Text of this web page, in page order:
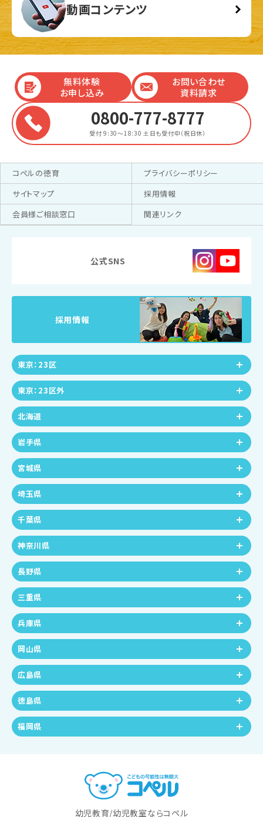
動画コンテンツ
無料体験
お申し込み
お問い合わせ
資料請求
0800-777-8777
受付 9:30～18:30 土日も受付中（祝日休）
コペルの徳育
プライバシーポリシー
サイトマップ
採用情報
会員様ご相談窓口
関連リンク
公式SNS
採用情報
東京：23区
東京：23区外
北海道
岩手県
宮城県
埼玉県
千葉県
神奈川県
長野県
三重県
兵庫県
岡山県
広島県
徳島県
福岡県
幼児教育/幼児教室ならコペル